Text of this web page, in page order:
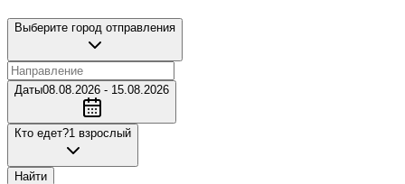
Выберите город отправления
Даты08.08.2026 - 15.08.2026
Кто едет?1 взрослый
Найти